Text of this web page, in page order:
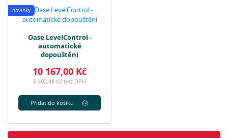
novinky
Oase LevelControl -
automatické
dopouštění
10 167,00 Kč
8 402,48 Kč bez DPH
Přidat do košíku